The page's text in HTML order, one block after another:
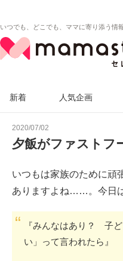
いつでも、どこでも、ママに寄り添う情
新着 人気企画
2020/07/02
夕飯がファストフ
いつもは家族のために頑
ありますよね……。今日
『みんなはあり？ 子
い」って言われたら』